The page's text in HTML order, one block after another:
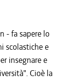
- fa sapere lo
scolastiche e
insegnare e
Cioè la